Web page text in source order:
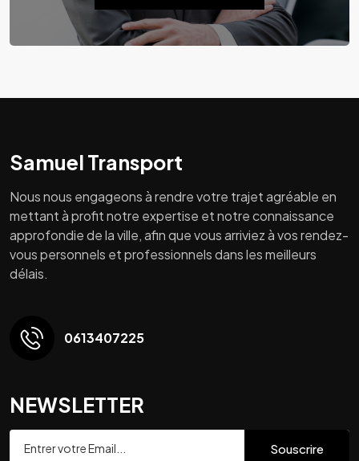
Samuel Transport
Nous nous engageons à rendre votre trajet agréable en
mettant à profit notre expertise et notre connaissance
approfondie de la ville, afin que vous arriviez à vos rendez-
vous personnels et professionnels dans les meilleurs
délais.
0613407225
NEWSLETTER
Souscrire